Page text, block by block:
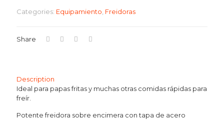
Categories: Equipamiento Freidoras
Share
Description
Ideal para papas fritas y muchas otras comidas rápidas para
freír.
Potente freidora sobre encimera con tapa de acero